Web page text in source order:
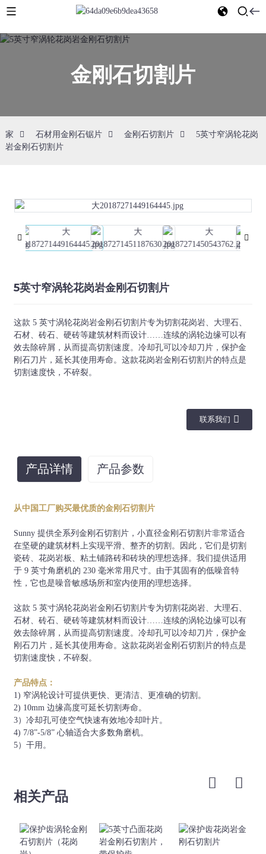
金刚石切割片
家 石材用金刚石锯片 金刚石切割片
5英寸窄涡轮花岗
岩金刚石切割片
5英寸窄涡轮花岗岩金刚石切割片
这款 5 英寸涡轮花岗岩金刚石切割片专为切割花岗岩、大理石、
石材、砖石、硬砖等建筑材料而设计……连续的涡轮边缘可以有
效去除碎屑，从而提高切割速度。冷却孔可以冷却刀片，保护金
刚石刀片，延长其使用寿命。这款花岗岩金刚石切割片的特点是
切割速度快，不碎裂。
联系我们
产品详情 产品参数
从中国工厂购买最优质的金刚石切割片
Sunny 提供全系列金刚石切割片，小直径金刚石切割片非常适合
在坚硬的建筑材料上实现平滑、整齐的切割。因此，它们是切割
瓷砖、花岗岩板、粘土铺路砖和砖块的理想选择。我们提供适用
于 9 英寸角磨机的 230 毫米常用尺寸。由于其固有的低噪音特
性，它也是噪音敏感场所和室内使用的理想选择。
这款 5 英寸涡轮花岗岩金刚石切割片专为切割花岗岩、大理石、
石材、砖石、硬砖等建筑材料而设计……连续的涡轮边缘可以有
效去除碎屑，从而提高切割速度。冷却孔可以冷却刀片，保护金
刚石刀片，延长其使用寿命。这款花岗岩金刚石切割片的特点是
切割速度快，不碎裂。
产品特点：
1) 窄涡轮设计可提供更快、更清洁、更准确的切割。
2) 10mm 边缘高度可延长切割寿命。
3）冷却孔可使空气快速有效地冷却叶片。
4) 7/8”-5/8” 心轴适合大多数角磨机。
5）干用。
米)
米)
Φ105
22.23mm、
M14、5/8"-11
等。
2.4 8(10)
大理石、花岗
岩、瓷砖等。
φ115
22.23mm、
M14、5/8"-11
2.4 8(10)
大理石、花岗
φ125
22.23mm、
M14、5/8"-11
等。
2.6 8(10)
大理石、花岗
岩、瓷砖等。
22.23mm、
Φ180
22.23mm、
M14、5/8"-11
等。
2.8
Φ230
22.23mm、
M14、5/8"-11
相关产品